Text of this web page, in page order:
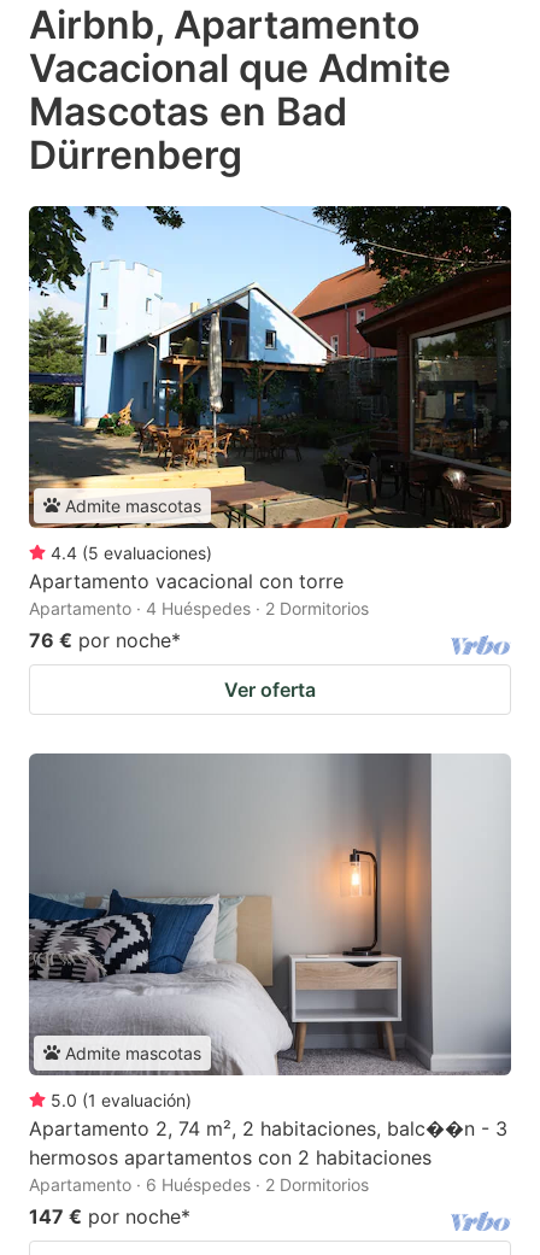
Airbnb, Apartamento
Vacacional que Admite
Mascotas en Bad
Dürrenberg
Admite mascotas
4.4 (5 evaluaciones)
Apartamento vacacional con torre
Apartamento · 4 Huéspedes · 2 Dormitorios
76 € por noche*
Ver oferta
Admite mascotas
5.0 (1 evaluación)
Apartamento 2, 74 m², 2 habitaciones, balc��n - 3
hermosos apartamentos con 2 habitaciones
Apartamento · 6 Huéspedes · 2 Dormitorios
147 € por noche*